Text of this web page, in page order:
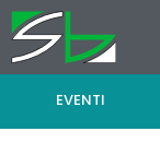
Vai
al
contenuto
EVENTI